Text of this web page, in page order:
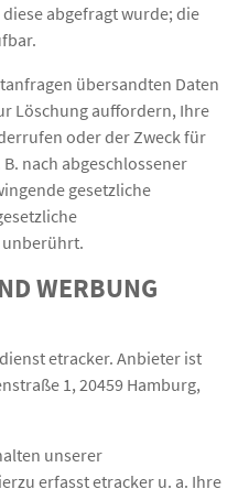
diese abgefragt wurde; die
übersandten Daten
Löschung auffordern, Ihre
oder der Zweck für
nach abgeschlossener
gesetzliche
WERBUNG
etracker. Anbieter ist
1, 20459 Hamburg,
unserer
erfasst etracker u. a. Ihre